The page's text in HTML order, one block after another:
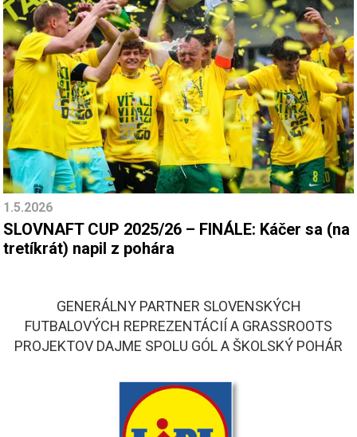
1.5.2026
SLOVNAFT CUP 2025/26 – FINÁLE: Káčer sa (na
tretíkrát) napil z pohára
GENERÁLNY PARTNER SLOVENSKÝCH
FUTBALOVÝCH REPREZENTÁCIÍ A GRASSROOTS
PROJEKTOV DAJME SPOLU GÓL A ŠKOLSKÝ POHÁR